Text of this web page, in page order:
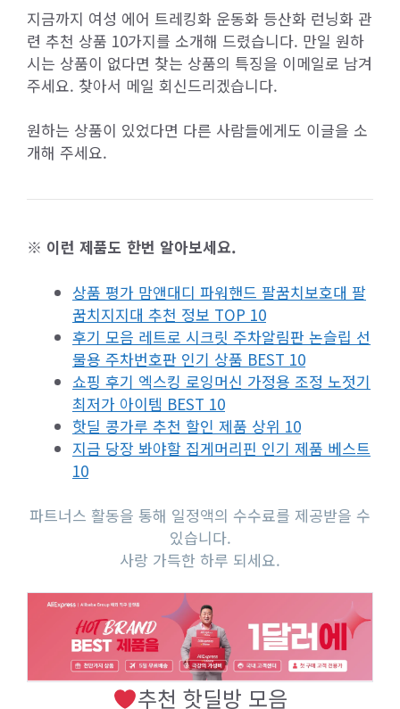
지금까지 여성 에어 트레킹화 운동화 등산화 런닝화 관
련 추천 상품 10가지를 소개해 드렸습니다. 만일 원하
시는 상품이 없다면 찾는 상품의 특징을 이메일로 남겨
주세요. 찾아서 메일 회신드리겠습니다.
원하는 상품이 있었다면 다른 사람들에게도 이글을 소
개해 주세요.
※ 이런 제품도 한번 알아보세요.
상품 평가 맘앤대디 파워핸드 팔꿈치보호대 팔
꿈치지지대 추천 정보 TOP 10
후기 모음 레트로 시크릿 주차알림판 논슬립 선
물용 주차번호판 인기 상품 BEST 10
쇼핑 후기 엑스킹 로잉머신 가정용 조정 노젓기
최저가 아이템 BEST 10
핫딜 콩가루 추천 할인 제품 상위 10
지금 당장 봐야할 집게머리핀 인기 제품 베스트
10
파트너스 활동을 통해 일정액의 수수료를 제공받을 수
있습니다.
사랑 가득한 하루 되세요.
추천 핫딜방 모음